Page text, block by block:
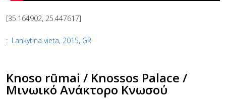
[35.164902, 25.447617]
: Lankytina vieta, 2015, GR
Knoso rūmai / Knossos Palace /
Μινωικό Ανάκτορο Κνωσού